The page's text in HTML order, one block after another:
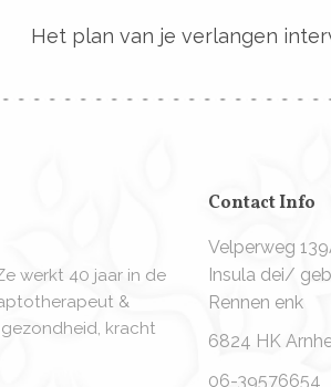
Het plan van je verlangen
werkt 40 jaar in de
&
kracht
Contact Info
Velperweg
Insula dei/
Rennen enk
6824 HK
06-39576654